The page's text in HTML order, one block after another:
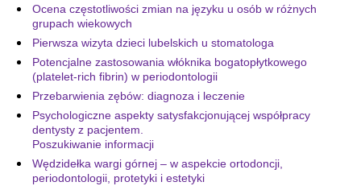
Ocena częstotliwości zmian na języku u osób w różnych
grupach wiekowych
Pierwsza wizyta dzieci lubelskich u stomatologa
Potencjalne zastosowania włóknika bogatopłytkowego
(platelet-rich fibrin) w periodontologii
Przebarwienia zębów: diagnoza i leczenie
Psychologiczne aspekty satysfakcjonującej współpracy
dentysty z pacjentem.
Poszukiwanie informacji
Wędzidełka wargi górnej – w aspekcie ortodoncji,
periodontologii, protetyki i estetyki